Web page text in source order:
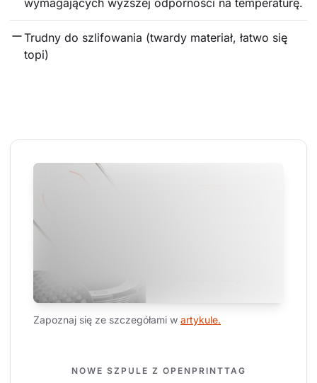
Trudny do szlifowania (twardy materiał, łatwo się
topi)
Zapoznaj się ze szczegółami w artykule.
NOWE SZPULE Z OPENPRINTTAG